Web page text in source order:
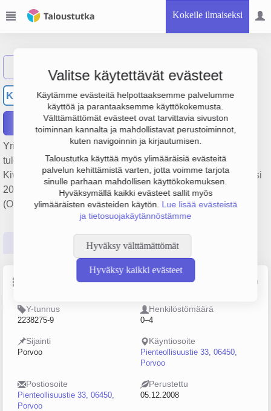
Kokeile ilmaiseksi
Valitse käytettävät evästeet
Käytämme evästeitä helpottaaksemme palvelumme
käyttöä ja parantaaksemme käyttökokemusta.
Välttämättömät evästeet ovat tarvittavia sivuston
toiminnan kannalta ja mahdollistavat perustoiminnot,
kuten navigoinnin ja kirjautumisen.
Taloustutka käyttää myös ylimääräisiä evästeitä
palvelun kehittämistä varten, jotta voimme tarjota
sinulle parhaan mahdollisen käyttökokemuksen.
Hyväksymällä kaikki evästeet sallit myös
ylimääräisten evästeiden käytön. Lue lisää evästeistä
ja tietosuojakäytännöstämme
Hyväksy välttämättömät
Hyväksy kaikki evästeet
KB Kiviveistämö Berglöf Oy
Raportit
Yrityksen Kiviveistämö Berglöf Oy liikevaihto on 777 000 €,
tulos 85 000 € ja henkilöstömäärä 4. Sen päätoimiala on
Kiven leikkaaminen, muotoilu ja viimeistely, perustamisvuosi
2008 ja sijainti Porvoo. Yrityksen yhtiömuoto Osakeyhtiö
(OY).
Tilinpäätösluvut Päättäjätiedot
Lähde: YTJ, PRH, Traficom
Y-tunnus
2238275-9
Henkilöstömäärä
0–4
Sijainti
Porvoo
Käyntiosoite
Pienteollisuustie 33, 06450,
Porvoo
Postiosoite
Pienteollisuustie 33, 06450,
Porvoo
Perustettu
05.12.2008